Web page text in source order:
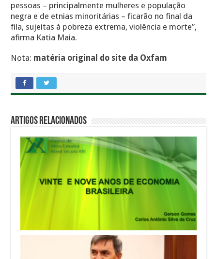
pessoas – principalmente mulheres e população
negra e de etnias minoritárias – ficarão no final da
fila, sujeitas à pobreza extrema, violência e morte”,
afirma Katia Maia.
Nota: matéria original do site da Oxfam
Artigos Relacionados